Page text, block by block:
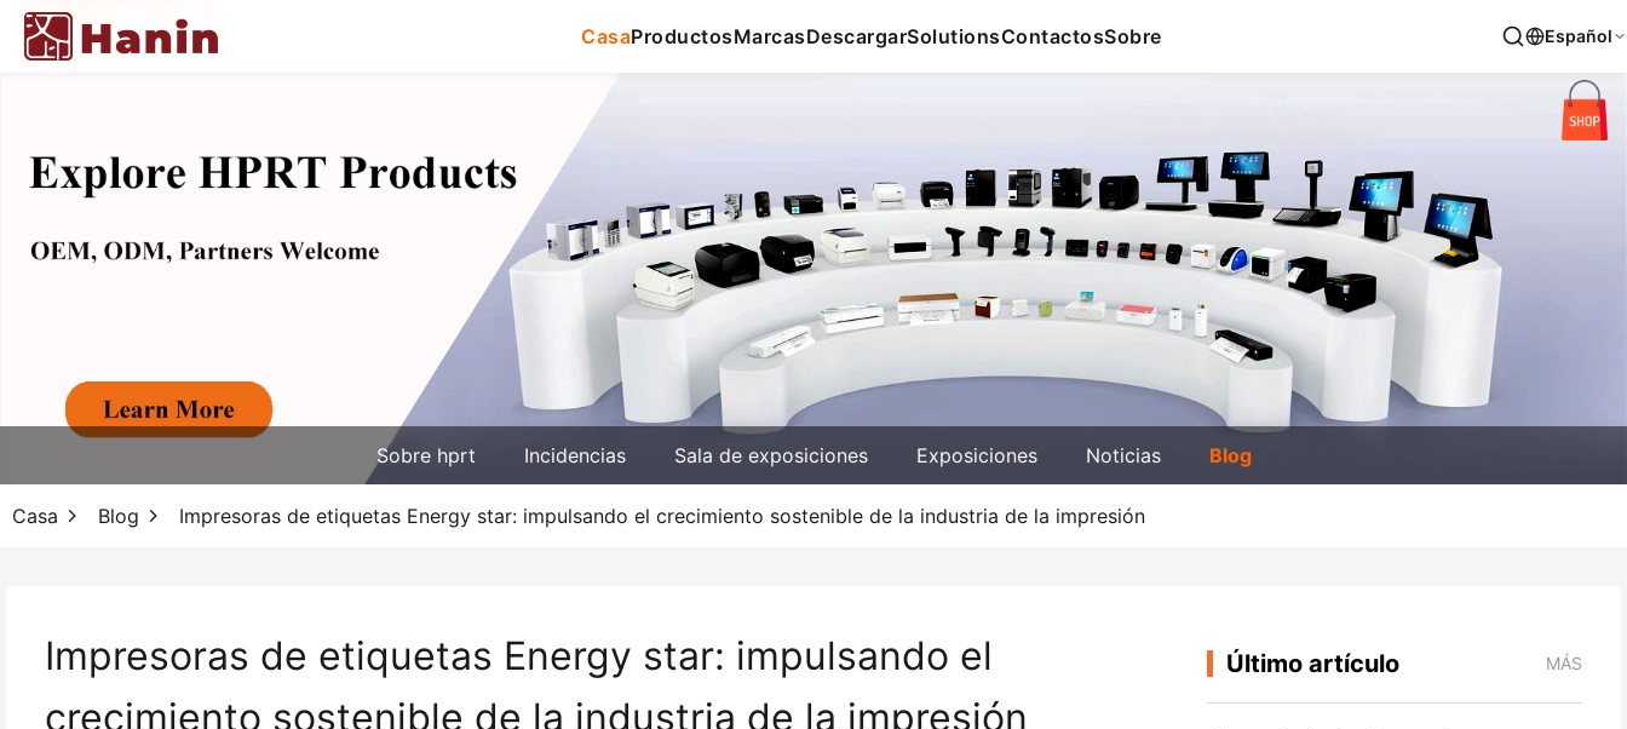
CasaProductosMarcasDescargarSolutionsContactosSobre Español
Sobre hprt Incidencias Sala de exposiciones Exposiciones Noticias Blog
Casa Blog Impresoras de etiquetas Energy star: impulsando el crecimiento sostenible de la industria de la impresión
Impresoras de etiquetas Energy star: impulsando el
crecimiento sostenible de la industria de la impresión
Último artículo MÁS